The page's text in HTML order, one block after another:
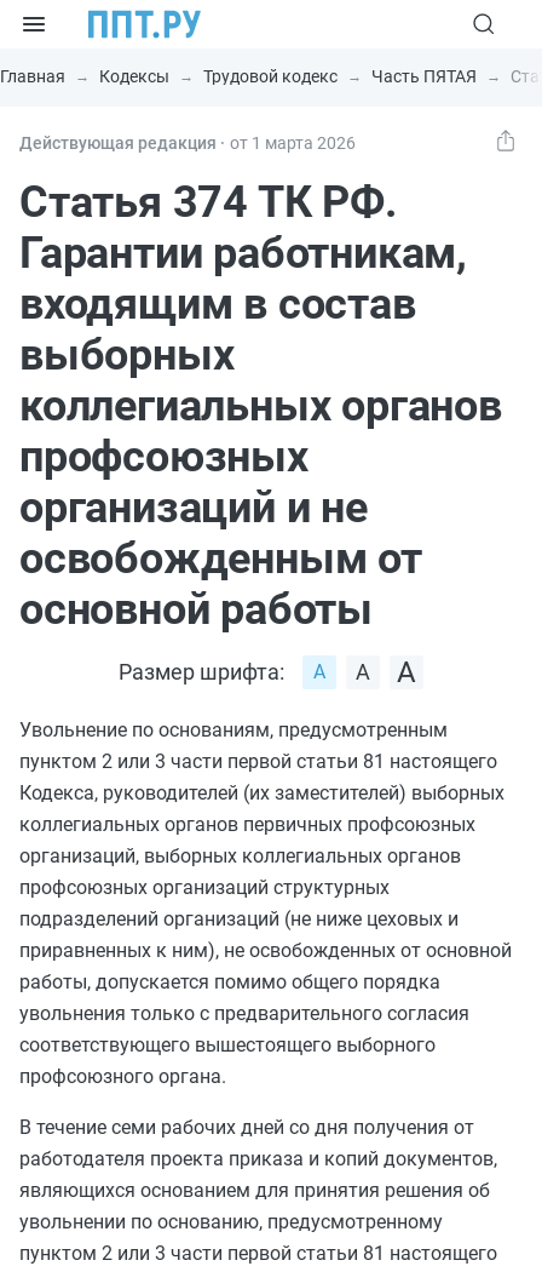
Главная Кодексы Трудовой кодекс Часть ПЯТАЯ
Действующая редакция ⸱ от 1 марта 2026
Статья 374 ТК РФ.
Гарантии работникам,
входящим в состав
выборных
коллегиальных органов
профсоюзных
организаций и не
освобожденным от
основной работы
Размер шрифта:
Увольнение по основаниям, предусмотренным
пунктом 2 или 3 части первой статьи 81 настоящего
Кодекса, руководителей (их заместителей) выборных
коллегиальных органов первичных профсоюзных
организаций, выборных коллегиальных органов
профсоюзных организаций структурных
подразделений организаций (не ниже цеховых и
приравненных к ним), не освобожденных от основной
работы, допускается помимо общего порядка
увольнения только с предварительного согласия
соответствующего вышестоящего выборного
профсоюзного органа.
В течение семи рабочих дней со дня получения от
работодателя проекта приказа и копий документов,
являющихся основанием для принятия решения об
увольнении по основанию, предусмотренному
пунктом 2 или 3 части первой статьи 81 настоящего